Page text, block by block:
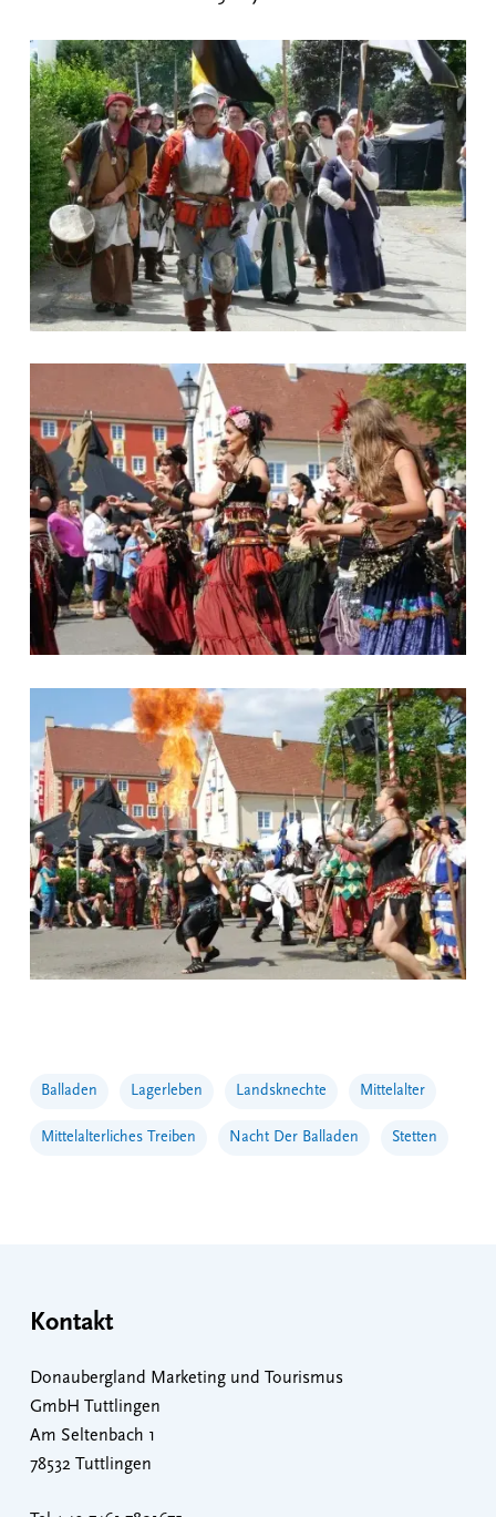
Balladen Lagerleben Landsknechte Mittelalter
Mittelalterliches Treiben Nacht Der Balladen Stetten
Kontakt
Donaubergland Marketing und Tourismus
GmbH Tuttlingen
Am Seltenbach 1
78532 Tuttlingen